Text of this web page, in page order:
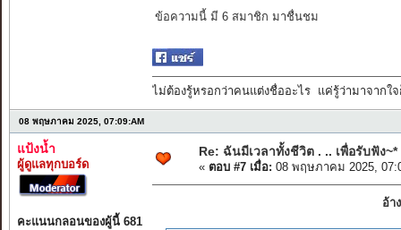
ข้อความนี้ มี 6 สมาชิก มาชื่นชม
ไม่ต้องรู้หรอกว่าคนแต่งชื่ออะไร แค่รู้ว่ามาจากใ
08 พฤษภาคม 2025, 07:09:AM
แป้งน้ำ
ผู้ดูแลทุกบอร์ด
คะแนนกลอนของผู้นี้ 681
Re: ฉันมีเวลาทั้งชีวิต . .. เพื่อรับฟัง~*
« ตอบ #7 เมื่อ: 08 พฤษภาคม 2025,
อ้า